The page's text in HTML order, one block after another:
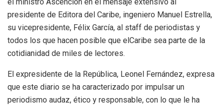
presidente de Editora del Caribe, ingeniero Manuel Estrella,
su vicepresidente, Félix García, al staff de periodistas y
todos los que hacen posible que elCaribe sea parte de la
cotidianidad de miles de lectores.
El expresidente de la República, Leonel Fernández, expresa
que este diario se ha caracterizado por impulsar un
periodismo audaz, ético y responsable, con lo que le ha